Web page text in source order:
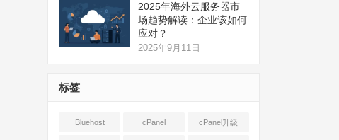
2025年海外云服务器市
场趋势解读：企业该如何
应对？
2025年9月11日
标签
Bluehost cPanel cPanel升级